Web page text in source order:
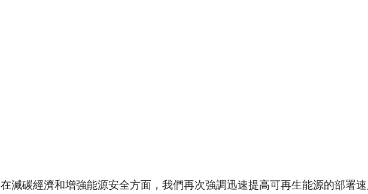
在減碳經濟和增強能源安全方面，我們再次強調迅速提高可再生能源的部署